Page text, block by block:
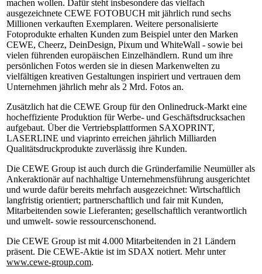
machen wollen. Dafür steht insbesondere das vielfach
ausgezeichnete CEWE FOTOBUCH mit jährlich rund sechs
Millionen verkauften Exemplaren. Weitere personalisierte
Fotoprodukte erhalten Kunden zum Beispiel unter den Marken
CEWE, Cheerz, DeinDesign, Pixum und WhiteWall - sowie bei
vielen führenden europäischen Einzelhändlern. Rund um ihre
persönlichen Fotos werden sie in diesen Markenwelten zu
vielfältigen kreativen Gestaltungen inspiriert und vertrauen dem
Unternehmen jährlich mehr als 2 Mrd. Fotos an.
Zusätzlich hat die CEWE Group für den Onlinedruck-Markt eine
hocheffiziente Produktion für Werbe- und Geschäftsdrucksachen
aufgebaut. Über die Vertriebsplattformen SAXOPRINT,
LASERLINE und viaprinto erreichen jährlich Milliarden
Qualitätsdruckprodukte zuverlässig ihre Kunden.
Die CEWE Group ist auch durch die Gründerfamilie Neumüller als
Ankeraktionär auf nachhaltige Unternehmensführung ausgerichtet
und wurde dafür bereits mehrfach ausgezeichnet: Wirtschaftlich
langfristig orientiert; partnerschaftlich und fair mit Kunden,
Mitarbeitenden sowie Lieferanten; gesellschaftlich verantwortlich
und umwelt- sowie ressourcenschonend.
Die CEWE Group ist mit 4.000 Mitarbeitenden in 21 Ländern
präsent. Die CEWE-Aktie ist im SDAX notiert. Mehr unter
www.cewe-group.com.